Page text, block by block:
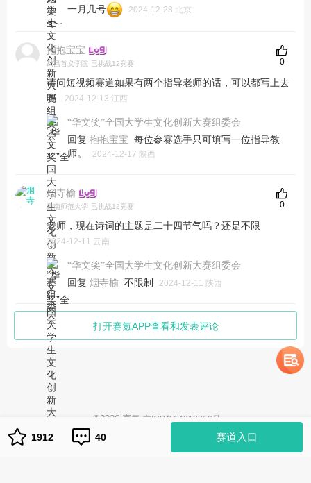
一月几号
2024-12-28 北京
抱抱宝宝
武昌首义学院 已挑战12竞赛
请问短视频赛道如果有两个指导老师的话，可以都写上去
2024-12-13 江西
0
“华文奖”全国大学生文化创新大赛组委会
回复 抱抱宝宝 每位参赛选手只可填写一位指导教
师。
2024-12-17 陕西
烟寺榆
云南师范大学 已挑战12竞赛
2024-12-11 云南
0
“华文奖”全国大学生文化创新大赛组委会
回复 烟寺榆 不限制 2024-12-11 陕西
打开赛氪APP查看和发表评论
队伍管理
1912 40 赛道入口
©2026 赛氪 京ICP备14013810号